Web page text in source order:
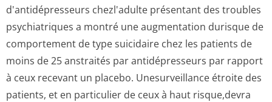
d'antidépresseurs chezl'adulte présentant des troubles
psychiatriques a montré une augmentation durisque de
comportement de type suicidaire chez les patients de
moins de 25 anstraités par antidépresseurs par rapport
à ceux recevant un placebo. Unesurveillance étroite des
patients, et en particulier de ceux à haut risque,devra